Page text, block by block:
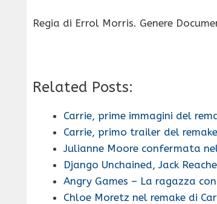
Regia di Errol Morris. Genere
Related Posts:
Carrie, prime immagini del
Carrie, primo trailer del remake
Julianne Moore confermata
Django Unchained, Jack
Angry Games – La ragazza
Chloe Moretz nel remake di